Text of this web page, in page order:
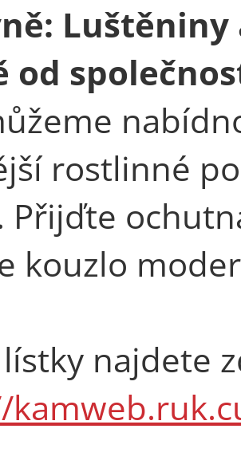
od
rostlinné
Přijďte
kouzlo
najdete